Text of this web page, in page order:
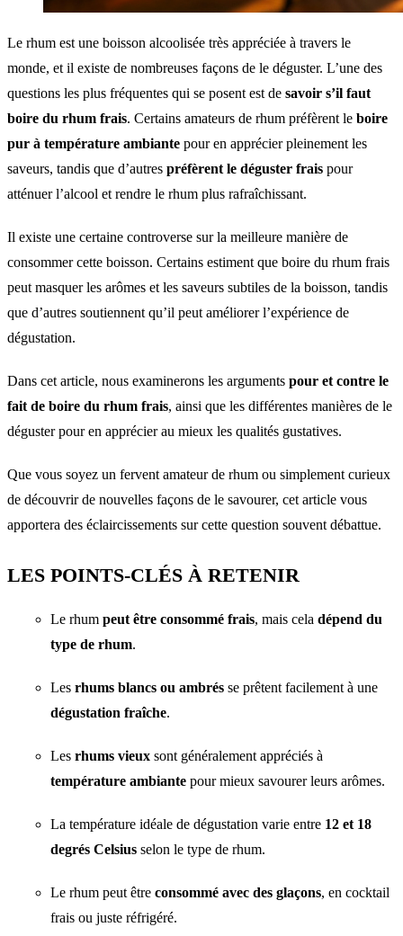
Le rhum est une boisson alcoolisée très appréciée à travers le
monde, et il existe de nombreuses façons de le déguster. L’une des
questions les plus fréquentes qui se posent est de savoir s’il faut
boire du rhum frais. Certains amateurs de rhum préfèrent le boire
pur à température ambiante pour en apprécier pleinement les
saveurs, tandis que d’autres préfèrent le déguster frais pour
atténuer l’alcool et rendre le rhum plus rafraîchissant.
Il existe une certaine controverse sur la meilleure manière de
consommer cette boisson. Certains estiment que boire du rhum frais
peut masquer les arômes et les saveurs subtiles de la boisson, tandis
que d’autres soutiennent qu’il peut améliorer l’expérience de
dégustation.
Dans cet article, nous examinerons les arguments pour et contre le
fait de boire du rhum frais, ainsi que les différentes manières de le
déguster pour en apprécier au mieux les qualités gustatives.
Que vous soyez un fervent amateur de rhum ou simplement curieux
de découvrir de nouvelles façons de le savourer, cet article vous
apportera des éclaircissements sur cette question souvent débattue.
LES POINTS-CLÉS À RETENIR
Le rhum peut être consommé frais, mais cela dépend du
type de rhum.
Les rhums blancs ou ambrés se prêtent facilement à une
dégustation fraîche.
Les rhums vieux sont généralement appréciés à
température ambiante pour mieux savourer leurs arômes.
La température idéale de dégustation varie entre 12 et 18
degrés Celsius selon le type de rhum.
Le rhum peut être consommé avec des glaçons, en cocktail
frais ou juste réfrigéré.